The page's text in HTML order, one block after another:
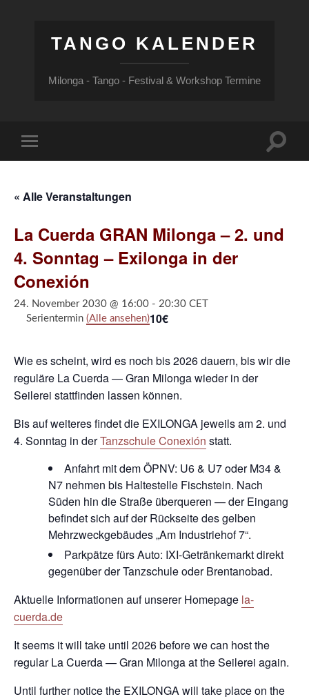
TANGO KALENDER
Milonga - Tango - Festival & Workshop Termine
Menü
« Alle Veranstaltungen
La Cuerda GRAN Milonga – 2. und
4. Sonntag – Exilonga in der
Conexión
24. November 2030 @ 16:00 - 20:30 CET
Serientermin (Alle ansehen)10€
Wie es scheint, wird es noch bis 2026 dauern, bis wir die
reguläre La Cuerda — Gran Milonga wieder in der
Seilerei stattfinden lassen können.
Bis auf weiteres findet die EXILONGA jeweils am 2. und
4. Sonntag in derTanzschule Conexión statt.
Anfahrt mit dem ÖPNV: U6 & U7 oder M34 &
N7 nehmen bis Haltestelle Fischstein. Nach
Süden hin die Straße überqueren — der Eingang
befindet sich auf der Rückseite des gelben
Mehrzweckgebäudes „Am Industriehof 7“.
Parkpätze fürs Auto: IXI-Getränkemarkt direkt
gegenüber der Tanzschule oder Brentanobad.
Aktuelle Informationen auf unserer Homepage la-
cuerda.de
It seems it will take until 2026 before we can host the
regular La Cuerda — Gran Milonga at the Seilerei again.
Until further notice the EXILONGA will take place on the